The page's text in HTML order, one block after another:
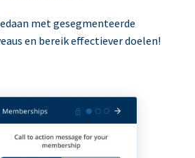
met gesegmenteerde
en bereik effectiever doelen!